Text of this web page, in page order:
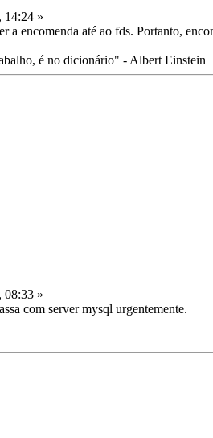
14:24 »
a encomenda até ao fds. Portanto,
é no dicionário" - Albert Einstein
08:33 »
com server mysql urgentemente.